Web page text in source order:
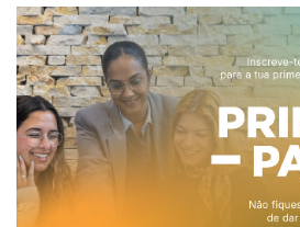
Reabilitação urbana
Urbanismo
Qualidade de vida
Sociedade & Educação
TEMPOS LIVRES
MOBILIDADE
INVESTIR EM CASCAIS
SERVIÇOS